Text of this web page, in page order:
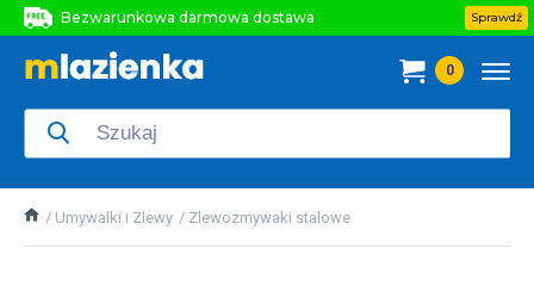
Bezwarunkowa darmowa dostawa
Bezwarunkowa darmowa dostawa
Sprawdź
0
Umywalki i Zlewy Zlewozmywaki stalowe